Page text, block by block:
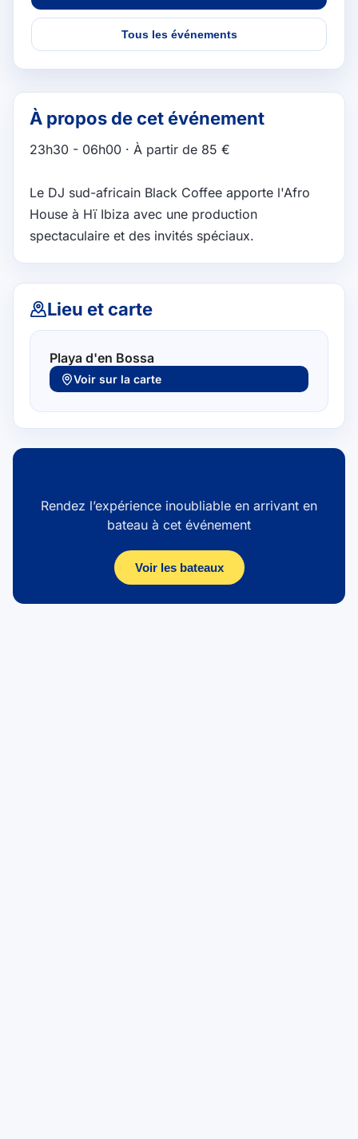
À propos de cet événement
23h30 - 06h00 · À partir de 85 €
Le DJ sud-africain Black Coffee apporte l'Afro
House à Hï Ibiza avec une production
spectaculaire et des invités spéciaux.
Lieu et carte
Playa d'en Bossa
Voir sur la carte
Rendez l’expérience inoubliable en arrivant en
bateau à cet événement
Voir les bateaux
Tous les événements